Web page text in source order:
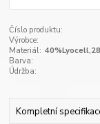
Číslo produktu:
Výrobce:
Materiál:
Barva:
Údržba:
Kompletní